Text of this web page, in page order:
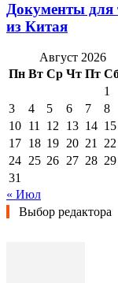
Документы для
из Китая
Август 2026
Пн Вт Ср Чт Пт
1
3
4 5 6 7 8
10 11 12 13 14 15
17 18 19 20 21 22
24 25 26 27 28 29
31
« Июл
Выбор редактора